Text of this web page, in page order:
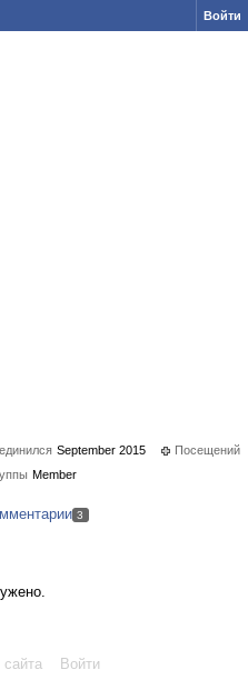
Войти
September 2015
Посещений
Member
3
Войти